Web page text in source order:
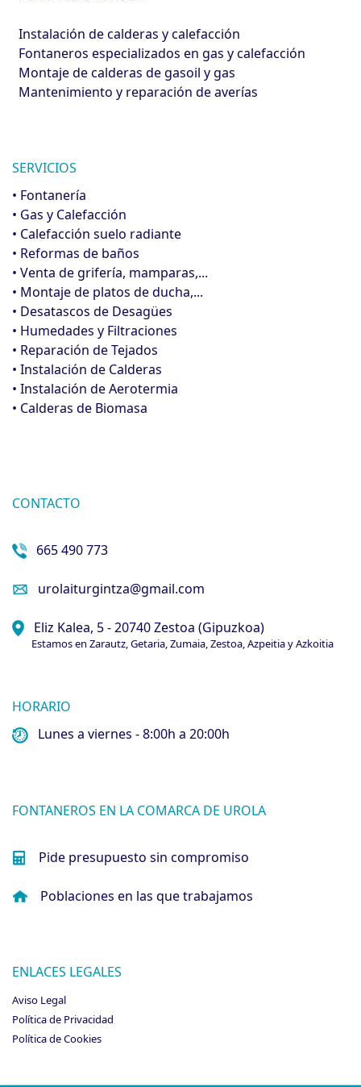
Instalación de calderas y calefacción
Fontaneros especializados en gas y calefacción
Montaje de calderas de gasoil y gas
Mantenimiento y reparación de averías
SERVICIOS
• Fontanería
• Gas y Calefacción
• Calefacción suelo radiante
• Reformas de baños
• Venta de grifería, mamparas,...
• Montaje de platos de ducha,...
• Desatascos de Desagües
• Humedades y Filtraciones
• Reparación de Tejados
• Instalación de Calderas
• Instalación de Aerotermia
• Calderas de Biomasa
CONTACTO
665 490 773
urolaiturgintza@gmail.com
Eliz Kalea, 5 - 20740 Zestoa (Gipuzkoa)
Estamos en Zarautz, Getaria, Zumaia, Zestoa, Azpeitia y Azkoitia
HORARIO
Lunes a viernes - 8:00h a 20:00h
FONTANEROS EN LA COMARCA DE UROLA
Pide presupuesto sin compromiso
Poblaciones en las que trabajamos
ENLACES LEGALES
Aviso Legal
Política de Privacidad
Política de Cookies